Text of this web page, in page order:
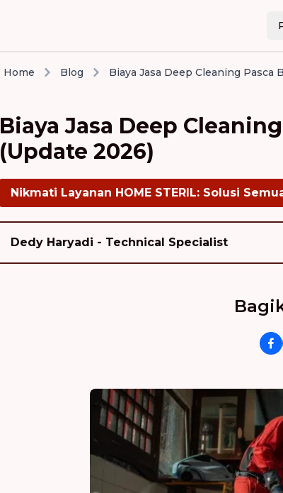
Home Blog
Biaya Jasa Deep
(Update 2026)
Nikmati Layanan HOME STERIL: Solusi
Dedy Haryadi - Technical Specialist